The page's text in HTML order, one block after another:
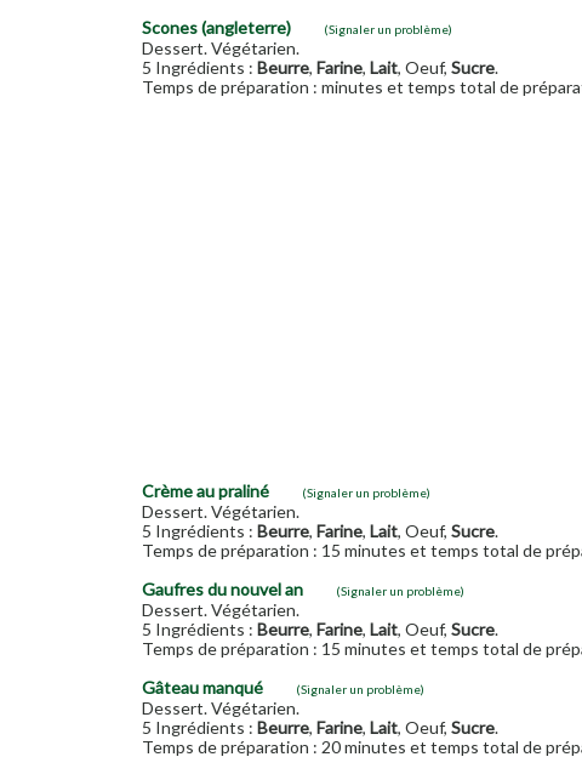
Scones (angleterre)
(Signaler un problème)
Dessert. Végétarien.
5 Ingrédients : Beurre, Farine, Lait, Oeuf, Sucre.
Temps de préparation : minutes et temps total de
Crème au praliné (Signaler un problème)
Dessert. Végétarien.
5 Ingrédients : Beurre, Farine, Lait, Oeuf, Sucre.
Temps de préparation : 15 minutes et temps total de
Gaufres du nouvel an
(Signaler un problème)
Dessert. Végétarien.
5 Ingrédients : Beurre, Farine, Lait, Oeuf, Sucre.
Temps de préparation : 15 minutes et temps total de
Gâteau manqué
(Signaler un problème)
Dessert. Végétarien.
5 Ingrédients : Beurre, Farine, Lait, Oeuf, Sucre.
Temps de préparation : 20 minutes et temps total de